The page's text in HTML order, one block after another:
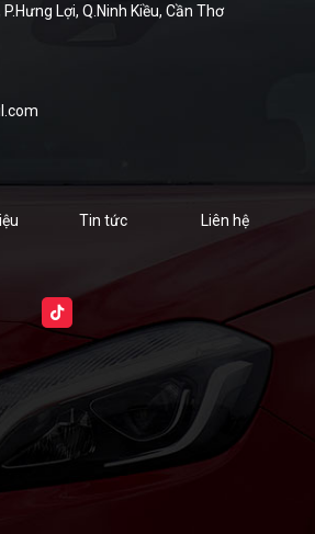
Lợi, Q.Ninh Kiều, Cần Thơ
Tin tức Liên hệ